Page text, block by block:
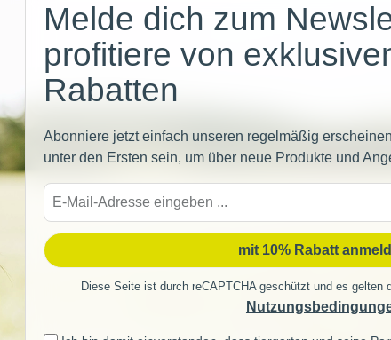
Melde dich zum
profitiere von
Rabatten
Abonniere jetzt einfach unseren regelmäßig
unter den Ersten sein, um über neue Produkte und
Adresse
mit 10% Rabatt
Diese Seite ist durch reCAPTCHA geschützt und es gelten